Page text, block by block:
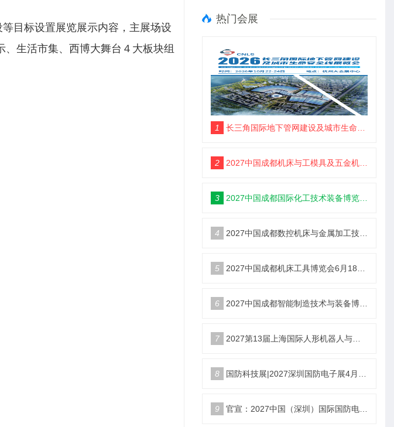
目标设置展览展示内容，主展场设
生活市集、西博大舞台４大板块组
热门会展
1 长三角国际地下管网建设及城市生命安全线展览会
2 2027中国成都机床与工模具及五金机电博览会6月18举办
3 2027中国成都国际化工技术装备博览会6月18举办
4 2027中国成都数控机床与金属加工技术装备博览会6月18举办
5 2027中国成都机床工具博览会6月18举办
6 2027中国成都智能制造技术与装备博览会6月18举办
7 2027第13届上海国际人形机器人与供应链生态展览会暨峰会
8 国防科技展|2027深圳国防电子展4月9日启幕
9 官宣：2027中国（深圳）国际国防电子博览会